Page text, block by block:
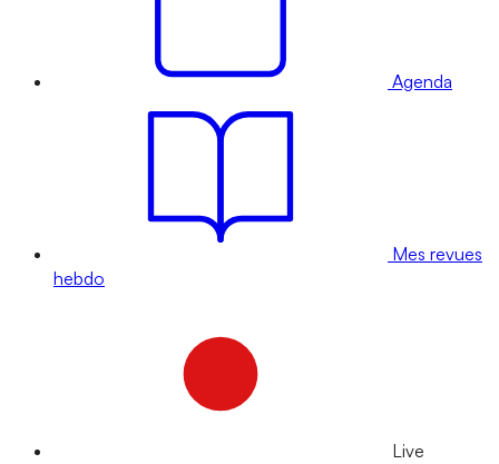
Agenda
Mes revues
hebdo
Live